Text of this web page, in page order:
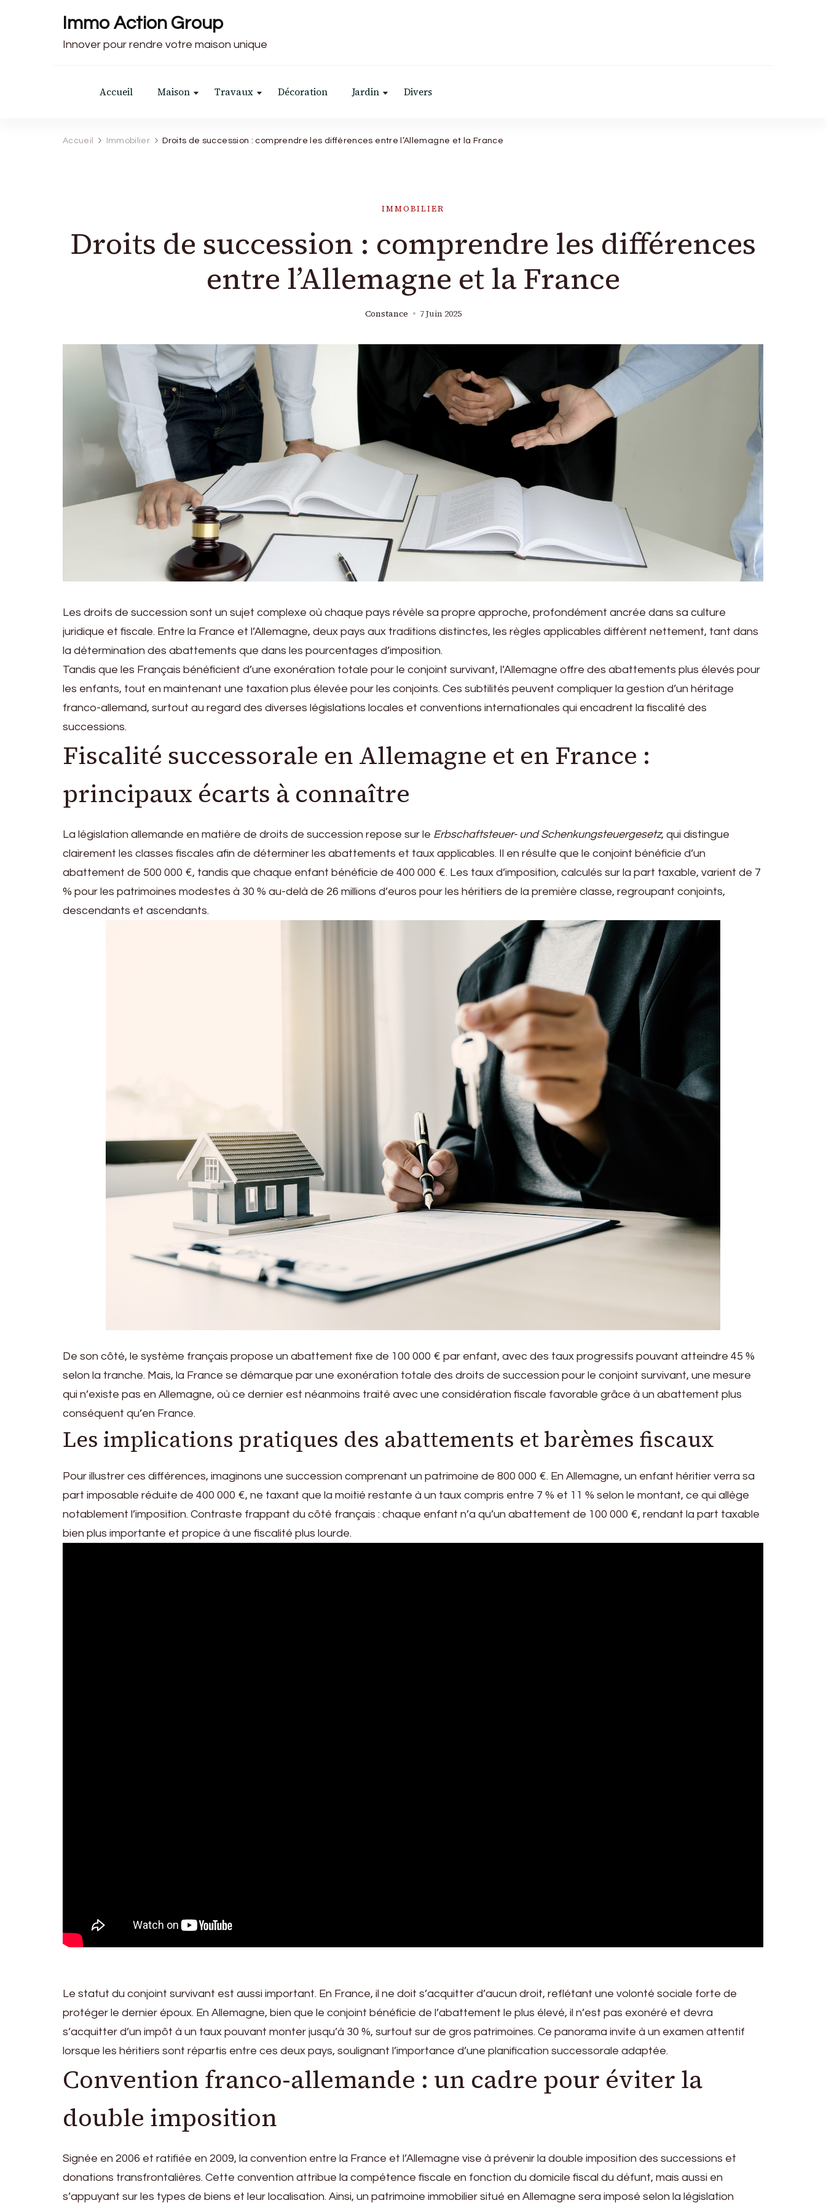
Immo Action Group
Innover pour rendre votre maison unique
Accueil Maison Travaux Décoration Jardin Divers
Accueil Immobilier Droits de succession : comprendre les différences entre l’Allemagne et la France
IMMOBILIER
Droits de succession : comprendre les différences
entre l’Allemagne et la France
Constance 7 Juin 2025
Les droits de succession sont un sujet complexe où chaque pays révèle sa propre approche, profondément ancrée dans sa culture
juridique et fiscale. Entre la France et l’Allemagne, deux pays aux traditions distinctes, les règles applicables diffèrent nettement, tant dans
la détermination des abattements que dans les pourcentages d’imposition.
Tandis que les Français bénéficient d’une exonération totale pour le conjoint survivant, l’Allemagne offre des abattements plus élevés pour
les enfants, tout en maintenant une taxation plus élevée pour les conjoints. Ces subtilités peuvent compliquer la gestion d’un héritage
franco-allemand, surtout au regard des diverses législations locales et conventions internationales qui encadrent la fiscalité des
successions.
Fiscalité successorale en Allemagne et en France :
principaux écarts à connaître
La législation allemande en matière de droits de succession repose sur le Erbschaftsteuer- und Schenkungsteuergesetz, qui distingue
clairement les classes fiscales afin de déterminer les abattements et taux applicables. Il en résulte que le conjoint bénéficie d’un
abattement de 500 000 €, tandis que chaque enfant bénéficie de 400 000 €. Les taux d’imposition, calculés sur la part taxable, varient de 7
% pour les patrimoines modestes à 30 % au-delà de 26 millions d’euros pour les héritiers de la première classe, regroupant conjoints,
descendants et ascendants.
De son côté, le système français propose un abattement fixe de 100 000 € par enfant, avec des taux progressifs pouvant atteindre 45 %
selon la tranche. Mais, la France se démarque par une exonération totale des droits de succession pour le conjoint survivant, une mesure
qui n’existe pas en Allemagne, où ce dernier est néanmoins traité avec une considération fiscale favorable grâce à un abattement plus
conséquent qu’en France.
Les implications pratiques des abattements et barèmes fiscaux
Pour illustrer ces différences, imaginons une succession comprenant un patrimoine de 800 000 €. En Allemagne, un enfant héritier verra sa
part imposable réduite de 400 000 €, ne taxant que la moitié restante à un taux compris entre 7 % et 11 % selon le montant, ce qui allège
notablement l’imposition. Contraste frappant du côté français : chaque enfant n’a qu’un abattement de 100 000 €, rendant la part taxable
bien plus importante et propice à une fiscalité plus lourde.
Le statut du conjoint survivant est aussi important. En France, il ne doit s’acquitter d’aucun droit, reflétant une volonté sociale forte de
protéger le dernier époux. En Allemagne, bien que le conjoint bénéficie de l’abattement le plus élevé, il n’est pas exonéré et devra
s’acquitter d’un impôt à un taux pouvant monter jusqu’à 30 %, surtout sur de gros patrimoines. Ce panorama invite à un examen attentif
lorsque les héritiers sont répartis entre ces deux pays, soulignant l’importance d’une planification successorale adaptée.
Convention franco-allemande : un cadre pour éviter la
double imposition
Signée en 2006 et ratifiée en 2009, la convention entre la France et l’Allemagne vise à prévenir la double imposition des successions et
donations transfrontalières. Cette convention attribue la compétence fiscale en fonction du domicile fiscal du défunt, mais aussi en
s’appuyant sur les types de biens et leur localisation. Ainsi, un patrimoine immobilier situé en Allemagne sera imposé selon la législation